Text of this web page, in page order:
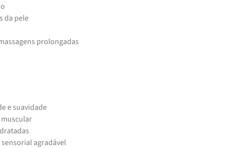
da pele
prolongadas
e suavidade
agradável